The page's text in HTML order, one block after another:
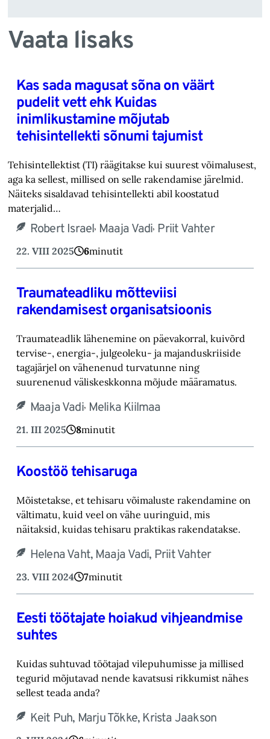
Vaata lisaks
Kas sada magusat sõna on väärt
pudelit vett ehk Kuidas
inimlikustamine mõjutab
tehisintellekti sõnumi tajumist
Tehisintellektist (TI) räägitakse kui suurest võimalusest,
aga ka sellest, millised on selle rakendamise järelmid.
Näiteks sisaldavad tehisintellekti abil koostatud
materjalid…
Robert Israel, Maaja Vadi, Priit Vahter
22. VIII 2025 6minutit
Traumateadliku mõtteviisi
rakendamisest organisatsioonis
Traumateadlik lähenemine on päevakorral, kuivõrd
tervise-, energia-, julgeoleku- ja majanduskriiside
tagajärjel on vähenenud turvatunne ning
suurenenud väliskeskkonna mõjude määramatus.
Maaja Vadi, Melika Kiilmaa
21. III 2025 8minutit
Koostöö tehisaruga
Mõistetakse, et tehisaru võimaluste rakendamine on
vältimatu, kuid veel on vähe uuringuid, mis
näitaksid, kuidas tehisaru praktikas rakendatakse.
Helena Vaht, Maaja Vadi, Priit Vahter
23. VIII 2024 7minutit
Eesti töötajate hoiakud vihjeandmise
suhtes
Kuidas suhtuvad töötajad vilepuhumisse ja millised
tegurid mõjutavad nende kavatsusi rikkumist nähes
sellest teada anda?
Keit Puh, Marju Tõkke, Krista Jaakson